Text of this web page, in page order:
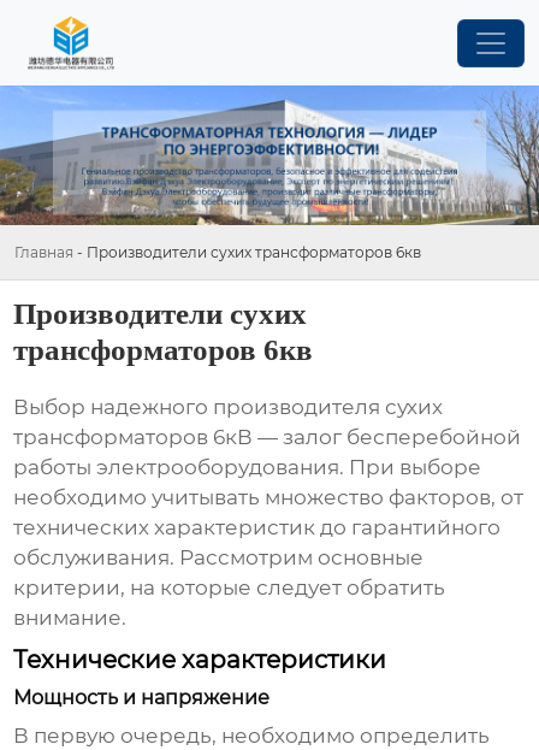
Главная - Производители сухих трансформаторов 6кв
Производители сухих
трансформаторов 6кв
Выбор надежного производителя сухих
трансформаторов 6кВ — залог бесперебойной
работы электрооборудования. При выборе
необходимо учитывать множество факторов, от
технических характеристик до гарантийного
обслуживания. Рассмотрим основные
критерии, на которые следует обратить
внимание.
Технические характеристики
Мощность и напряжение
В первую очередь, необходимо определить